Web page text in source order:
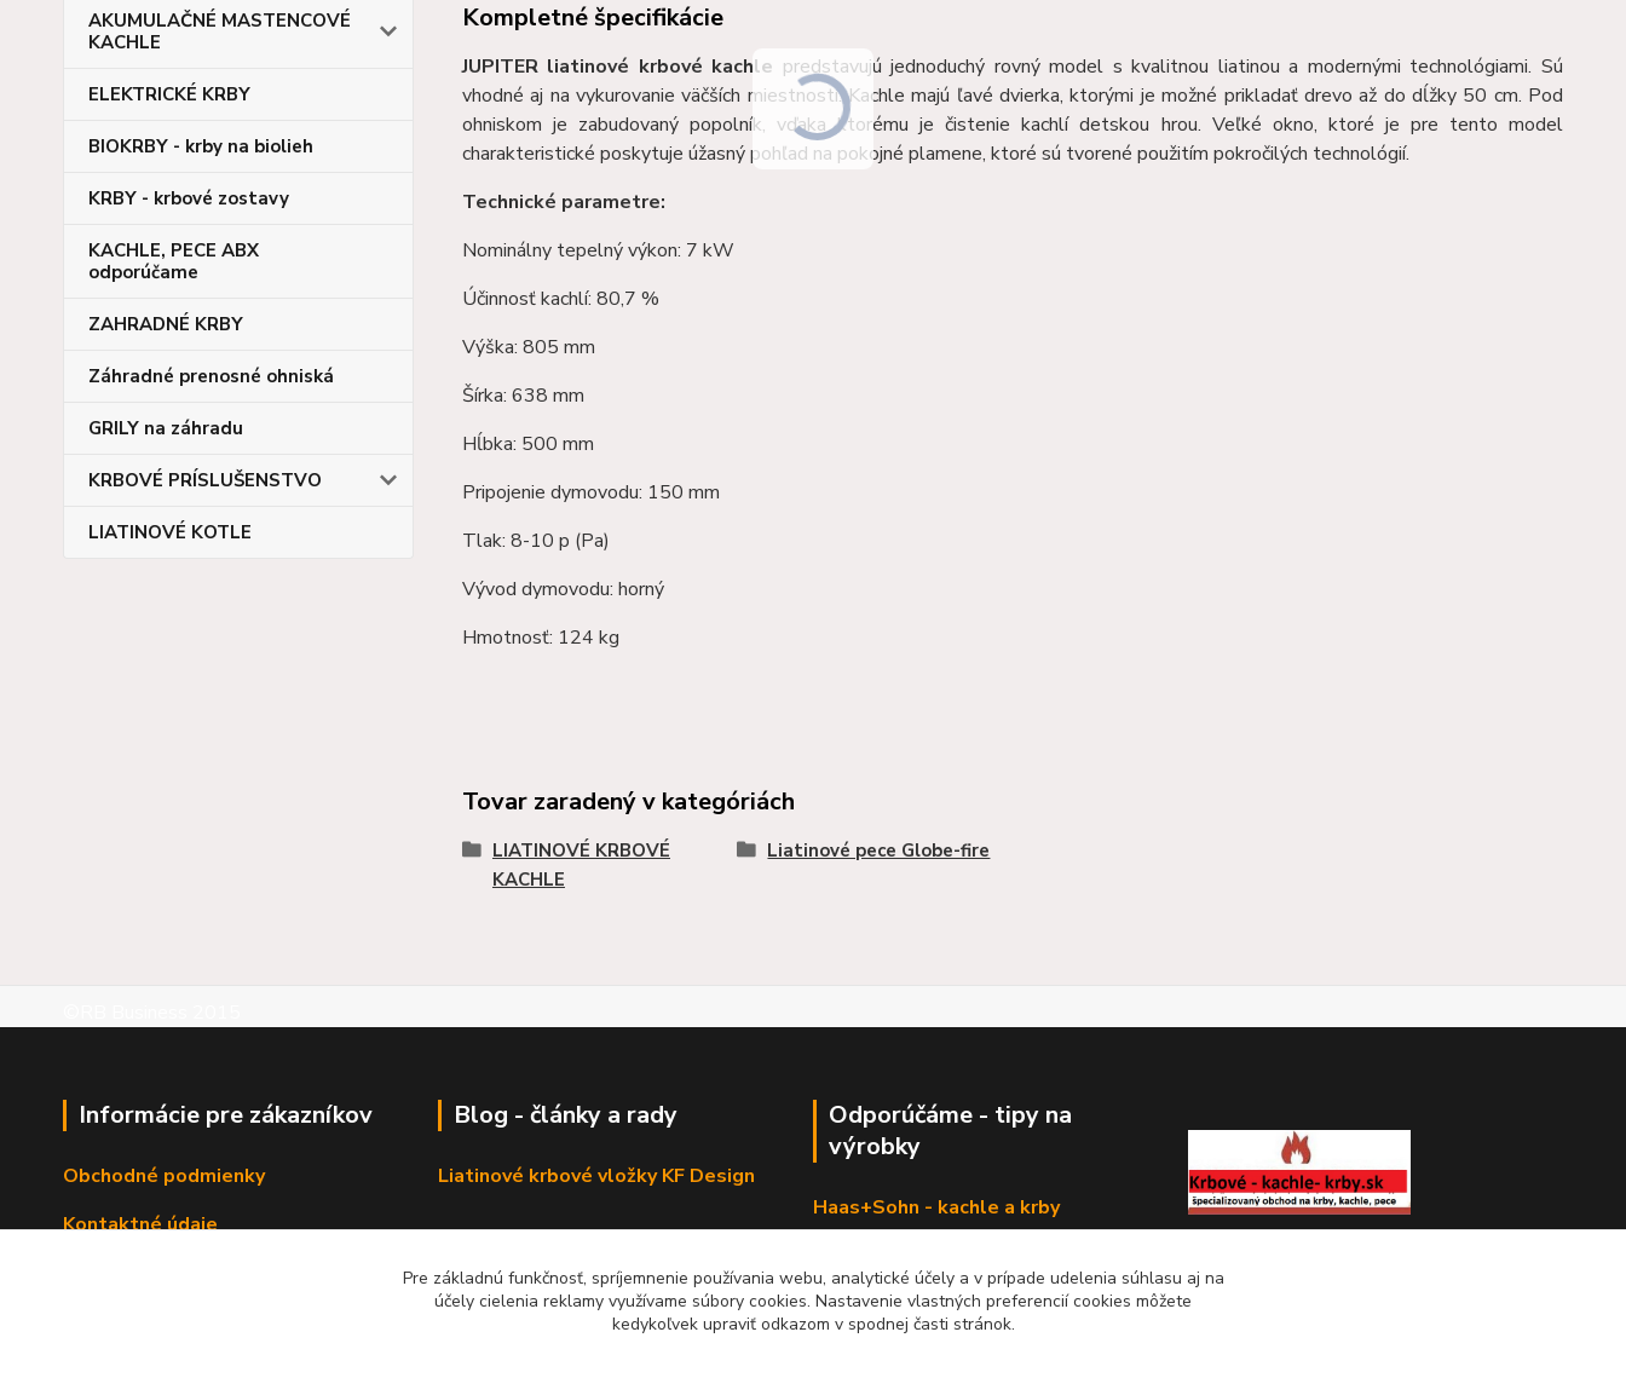
AKUMULAČNÉ MASTENCOVÉ
KACHLE
ELEKTRICKÉ KRBY
BIOKRBY - krby na biolieh
KRBY - krbové zostavy
KACHLE, PECE ABX
odporúčame
ZAHRADNÉ KRBY
Záhradné prenosné ohniská
GRILY na záhradu
KRBOVÉ PRÍSLUŠENSTVO
LIATINOVÉ KOTLE
Kompletné špecifikácie
JUPITER liatinové krbové kachle predstavujú jednoduchý rovný model s kvalitnou liatinou a modernými technológiami. Sú
vhodné aj na vykurovanie väčších miestností. Kachle majú ľavé dvierka, ktorými je možné prikladať drevo až do dĺžky 50 cm. Pod
ohniskom je zabudovaný popolník, vďaka ktorému je čistenie kachlí detskou hrou. Veľké okno, ktoré je pre tento model
charakteristické poskytuje úžasný pohľad na pokojné plamene, ktoré sú tvorené použitím pokročilých technológií.
Technické parametre:
Nominálny tepelný výkon: 7 kW
Účinnosť kachlí: 80,7 %
Výška: 805 mm
Šírka: 638 mm
Hĺbka: 500 mm
Pripojenie dymovodu: 150 mm
Tlak: 8-10 p (Pa)
Vývod dymovodu: horný
Hmotnosť: 124 kg
Tovar zaradený v kategóriách
LIATINOVÉ KRBOVÉ
KACHLE
Liatinové pece Globe-fire
Informácie pre zákazníkov
Obchodné podmienky
Kontaktné údaje
Blog - články a rady
Liatinové krbové vložky KF Design
Odporúčáme - tipy na
výrobky
Haas+Sohn - kachle a krby
0949 476 255
Pre základnú funkčnosť, spríjemnenie používania webu, analytické účely a v prípade udelenia súhlasu aj na
účely cielenia reklamy využívame súbory cookies. Nastavenie vlastných preferencií cookies môžete
kedykoľvek upraviť odkazom v spodnej časti stránok.